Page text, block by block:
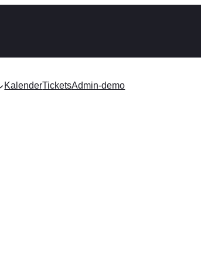
KalenderTicketsAdmin-demo